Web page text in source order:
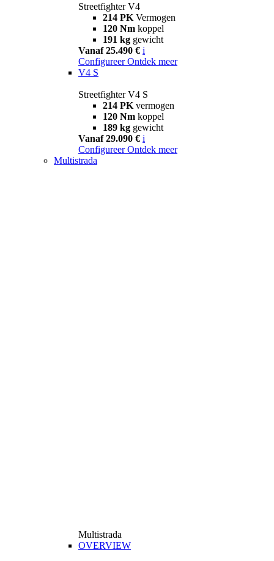
Streetfighter V4
214 PK Vermogen
120 Nm koppel
191 kg gewicht
Vanaf 25.490 € i
Configureer Ontdek meer
V4 S
Streetfighter V4 S
214 PK vermogen
120 Nm koppel
189 kg gewicht
Vanaf 29.090 € i
Configureer Ontdek meer
Multistrada
Multistrada
OVERVIEW